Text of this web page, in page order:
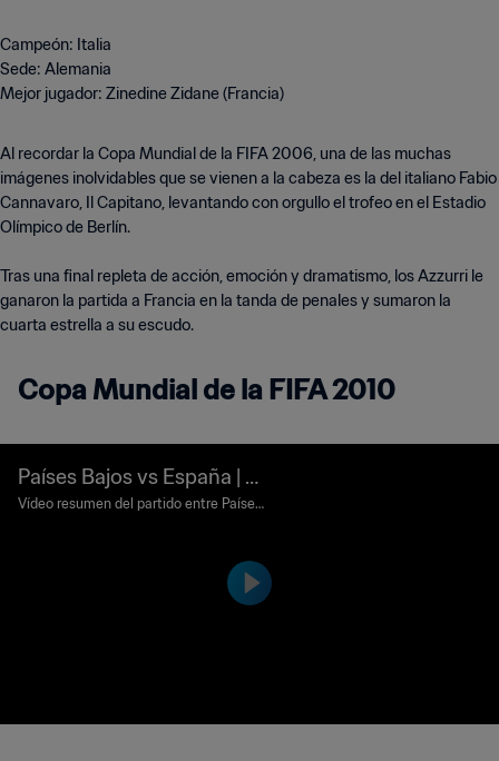
Campeón: Italia
Sede: Alemania
Mejor jugador: Zinedine Zidane (Francia)
Al recordar la Copa Mundial de la FIFA 2006, una de las muchas
imágenes inolvidables que se vienen a la cabeza es la del italiano Fabio
Cannavaro, Il Capitano, levantando con orgullo el trofeo en el Estadio
Olímpico de Berlín.
Tras una final repleta de acción, emoción y dramatismo, los Azzurri le
ganaron la partida a Francia en la tanda de penales y sumaron la
cuarta estrella a su escudo.
Copa Mundial de la FIFA 2010
Países Bajos vs España | Fi
nal | Copa Mundial de la FI
Vídeo resumen del partido entre Países
julio de 2010 a las 20:30 (hora local).